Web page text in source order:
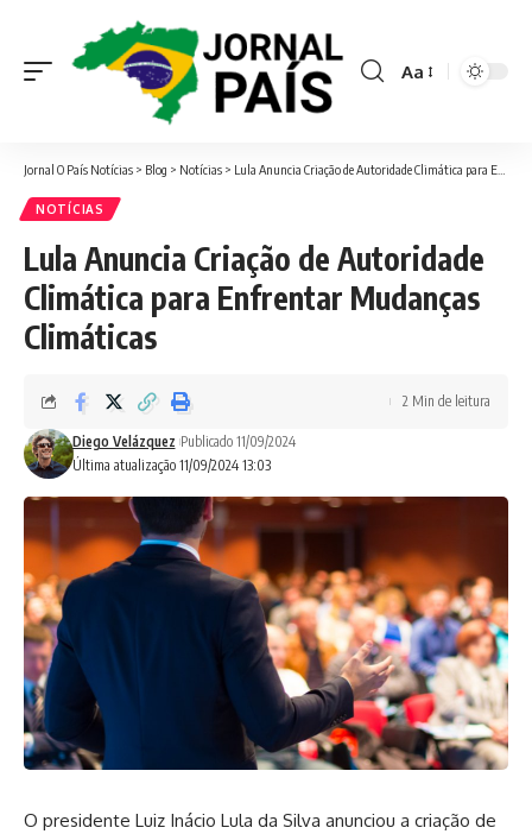
Font
Aa
Jornal O País Notícias > Blog > Notícias > Lula Anuncia Criação de Autoridade Climática para Enfrentar Mudanças Climáticas
NOTÍCIAS
Lula Anuncia Criação de Autoridade
Climática para Enfrentar Mudanças
Climáticas
Última atualização 11/09/2024 13:03
Diego Velázquez Publicado 11/09/2024
2 Min de leitura
O presidente Luiz Inácio Lula da Silva anunciou a criação de